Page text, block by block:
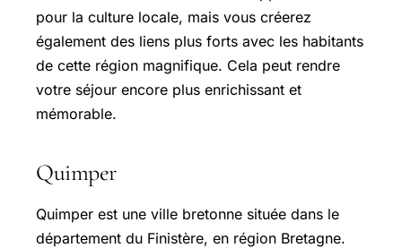
pour la culture locale, mais vous créerez
également des liens plus forts avec les habitants
de cette région magnifique. Cela peut rendre
votre séjour encore plus enrichissant et
mémorable.
Quimper
Quimper est une ville bretonne située dans le
département du Finistère, en région Bretagne.